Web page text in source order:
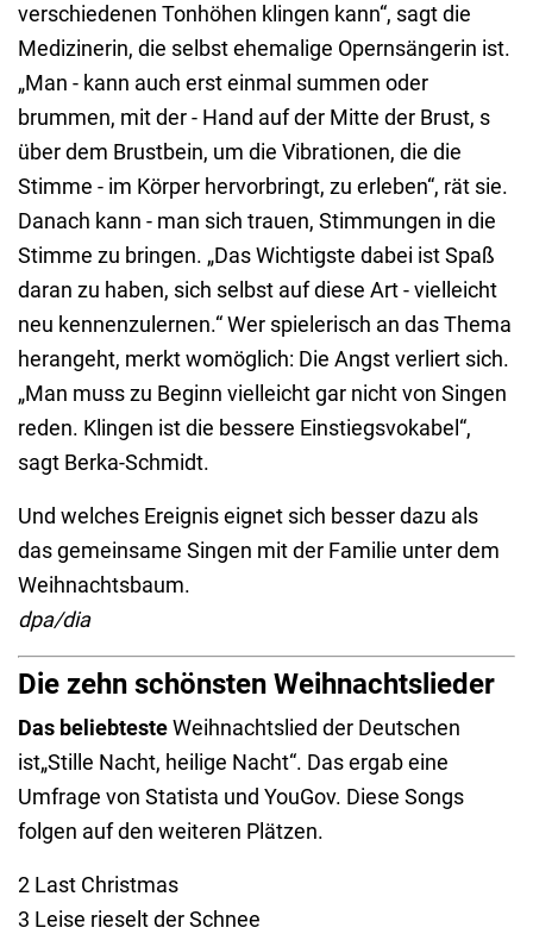
verschiedenen Tonhöhen klingen kann“, sagt die
Medizinerin, die selbst ehemalige Opernsängerin ist.
„Man - kann auch erst einmal summen oder
brummen, mit der - Hand auf der Mitte der Brust, s
über dem Brustbein, um die Vibrationen, die die
Stimme - im Körper hervorbringt, zu erleben“, rät sie.
Danach kann - man sich trauen, Stimmungen in die
Stimme zu bringen. „Das Wichtigste dabei ist Spaß
daran zu haben, sich selbst auf diese Art - vielleicht
neu kennenzulernen.“ Wer spielerisch an das Thema
herangeht, merkt womöglich: Die Angst verliert sich.
„Man muss zu Beginn vielleicht gar nicht von Singen
reden. Klingen ist die bessere Einstiegsvokabel“,
sagt Berka-Schmidt.
Und welches Ereignis eignet sich besser dazu als
das gemeinsame Singen mit der Familie unter dem
Weihnachtsbaum.
dpa/dia
Die zehn schönsten Weihnachtslieder
Das beliebtesteWeihnachtslied der Deutschen
ist„Stille Nacht, heilige Nacht“. Das ergab eine
Umfrage von Statista und YouGov. Diese Songs
folgen auf den weiteren Plätzen.
2 Last Christmas
3 Leise rieselt der Schnee